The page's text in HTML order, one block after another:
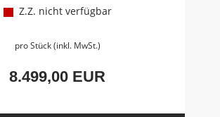
Z.Z. nicht verfügbar
pro Stück (inkl. MwSt.)
8.499,00 EUR